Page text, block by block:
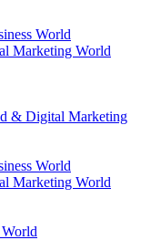
World
Marketing World
& Digital Marketing
World
Marketing World